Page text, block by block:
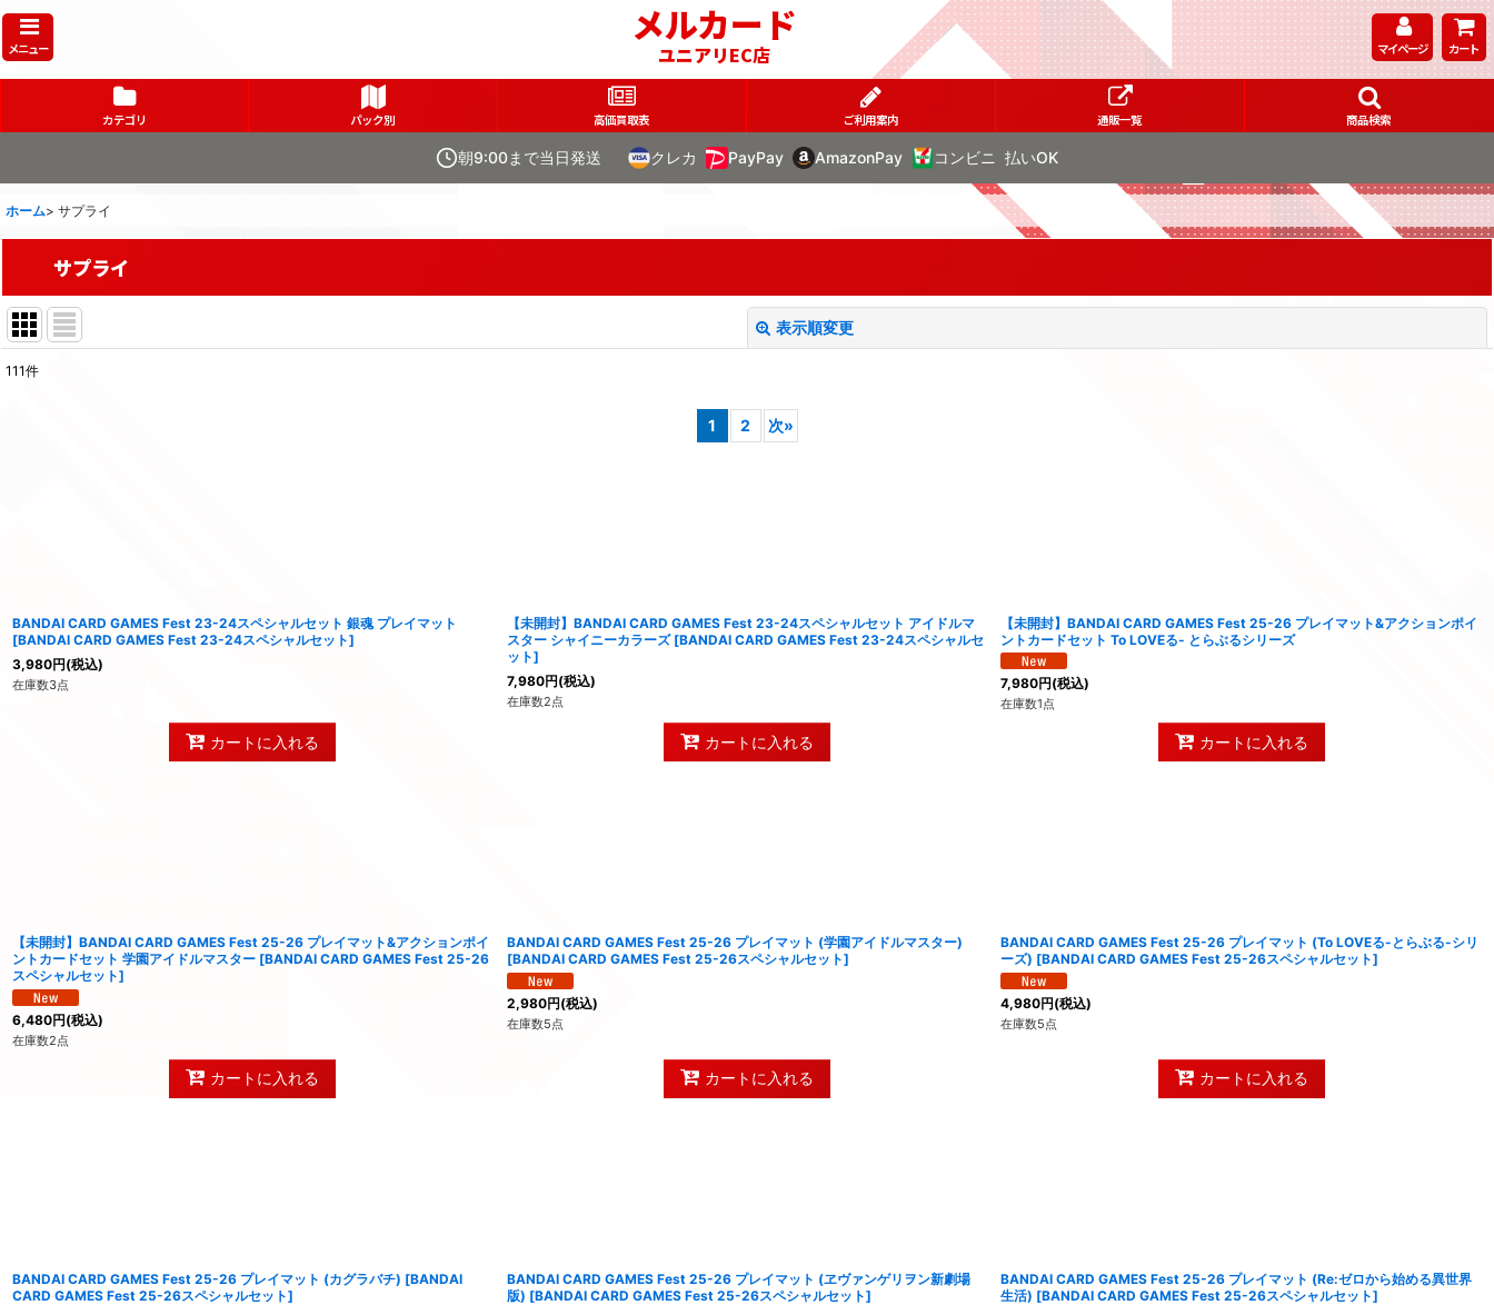
メニュー メルカード
ユニアリEC店 マイページ カート
カテゴリ パック別 高価買取表 ご利用案内 通販一覧 商品検索
朝9:00まで当日発送 クレカ PayPay AmazonPay コンビニ 払いOK
ホーム> サプライ
サプライ
表示順変更
111件
1 2 次»
BANDAI CARD GAMES Fest 23-24スペシャルセット 銀魂 プレイマット
[BANDAI CARD GAMES Fest 23-24スペシャルセット]
3,980円(税込)
在庫数3点
カートに入れる
【未開封】BANDAI CARD GAMES Fest 23-24スペシャルセット アイドルマ
スター シャイニーカラーズ [BANDAI CARD GAMES Fest 23-24スペシャルセ
ット]
7,980円(税込)
在庫数2点
カートに入れる
【未開封】BANDAI CARD GAMES Fest 25-26 プレイマット&アクションポイ
ントカードセット To LOVEる- とらぶるシリーズ
7,980円(税込)
在庫数1点
カートに入れる
【未開封】BANDAI CARD GAMES Fest 25-26 プレイマット&アクションポイ
ントカードセット 学園アイドルマスター [BANDAI CARD GAMES Fest 25-26
スペシャルセット]
6,480円(税込)
在庫数2点
カートに入れる
BANDAI CARD GAMES Fest 25-26 プレイマット (学園アイドルマスター)
[BANDAI CARD GAMES Fest 25-26スペシャルセット]
2,980円(税込)
在庫数5点
カートに入れる
BANDAI CARD GAMES Fest 25-26 プレイマット (To LOVEる-とらぶる-シリ
ーズ) [BANDAI CARD GAMES Fest 25-26スペシャルセット]
4,980円(税込)
在庫数5点
カートに入れる
BANDAI CARD GAMES Fest 25-26 プレイマット (カグラバチ) [BANDAI
CARD GAMES Fest 25-26スペシャルセット]
BANDAI CARD GAMES Fest 25-26 プレイマット (ヱヴァンゲリヲン新劇場
版) [BANDAI CARD GAMES Fest 25-26スペシャルセット]
BANDAI CARD GAMES Fest 25-26 プレイマット (Re:ゼロから始める異世界
生活) [BANDAI CARD GAMES Fest 25-26スペシャルセット]